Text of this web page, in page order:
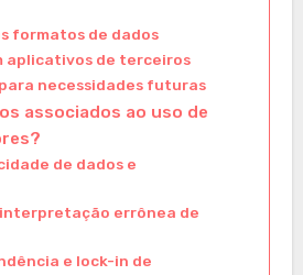
formatos de dados
aplicativos de terceiros
necessidades futuras
associados ao uso de
de dados e
errônea de
e lock-in de